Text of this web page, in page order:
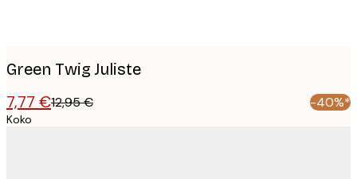
Green Twig Juliste
7,77 €12,95 € -40%*
Koko